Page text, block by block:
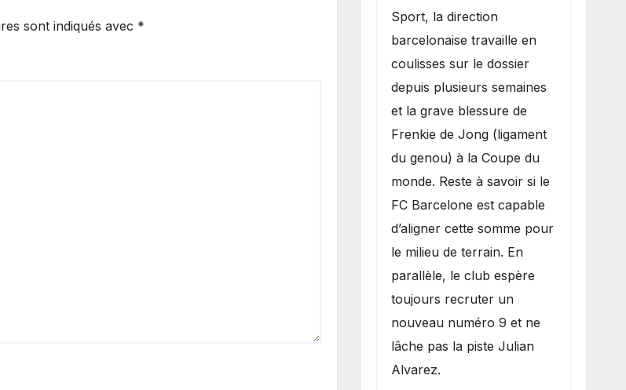
sont indiqués avec *
Sport, la direction
barcelonaise travaille en
coulisses sur le dossier
depuis plusieurs semaines
et la grave blessure de
Frenkie de Jong (ligament
du genou) à la Coupe du
monde. Reste à savoir si le
FC Barcelone est capable
d’aligner cette somme pour
le milieu de terrain. En
parallèle, le club espère
toujours recruter un
nouveau numéro 9 et ne
lâche pas la piste Julian
Alvarez.